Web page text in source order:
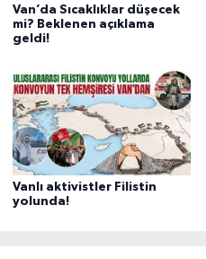
Van’da Sıcaklıklar düşecek
mi? Beklenen açıklama
geldi!
Vanlı aktivistler Filistin
yolunda!